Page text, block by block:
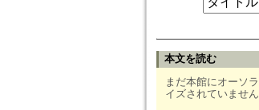
本文を読む
まだ本館にオーソラ
イズされていません